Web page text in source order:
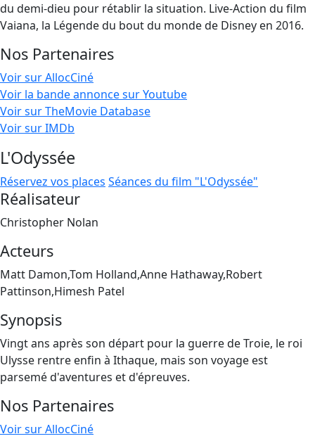
du demi-dieu pour rétablir la situation. Live-Action du film
Vaiana, la Légende du bout du monde de Disney en 2016.
Nos Partenaires
Voir sur AllocCiné
Voir la bande annonce sur Youtube
Voir sur TheMovie Database
Voir sur IMDb
L'Odyssée
Réservez vos places Séances du film "L'Odyssée"
Réalisateur
Christopher Nolan
Acteurs
Matt Damon,Tom Holland,Anne Hathaway,Robert
Pattinson,Himesh Patel
Synopsis
Vingt ans après son départ pour la guerre de Troie, le roi
Ulysse rentre enfin à Ithaque, mais son voyage est
parsemé d'aventures et d'épreuves.
Nos Partenaires
Voir sur AllocCiné